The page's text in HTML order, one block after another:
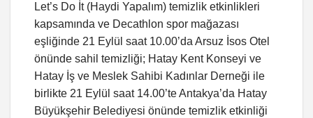
Let’s Do İt (Haydi Yapalım) temizlik etkinlikleri
kapsamında ve Decathlon spor mağazası
eşliğinde 21 Eylül saat 10.00’da Arsuz İsos Otel
önünde sahil temizliği; Hatay Kent Konseyi ve
Hatay İş ve Meslek Sahibi Kadınlar Derneği ile
birlikte 21 Eylül saat 14.00’te Antakya’da Hatay
Büyükşehir Belediyesi önünde temizlik etkinliği